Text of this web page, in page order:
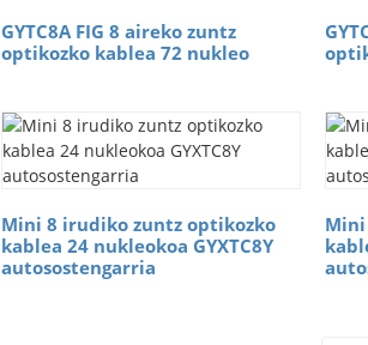
GYTC8A FIG 8 aireko zuntz
optikozko kablea 72 nukleo
Mini 8 irudiko zuntz optikozko
kablea 24 nukleokoa GYXTC8Y
autosostengarria